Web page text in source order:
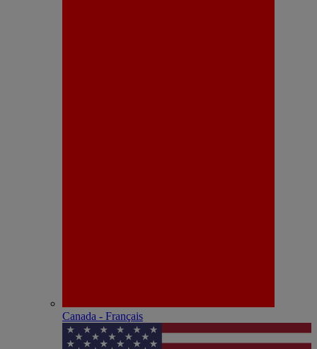
Canada - Français